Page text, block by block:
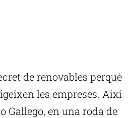
de renovables perquè
les empreses. Així
en una roda de